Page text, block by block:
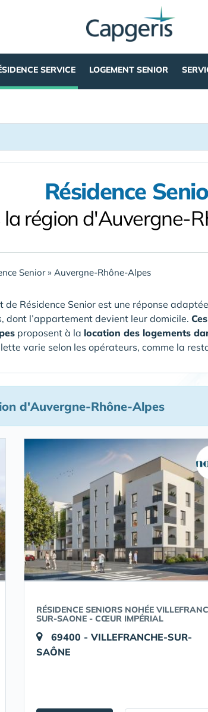
SERVICE LOGEMENT SENIOR
Résidence
la région d'Auvergne-
Senior» Auvergne-Rhône-Alpes
de Résidence Senior est une réponse
dont l’appartement devient leur domicile.
proposent à la location des logements
varie selon les opérateurs, comme la
d'Auvergne-Rhône-Alpes
RÉSIDENCE SENIORS NOHÉE
SUR-SAONE - CŒUR IMPÉRIAL
69400 - VILLEFRANCHE-SUR-
SAÔNE